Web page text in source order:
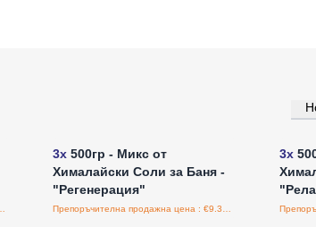
3x 500гр - Микс от
Хималайски Соли за Баня -
"Регенерация"
3x